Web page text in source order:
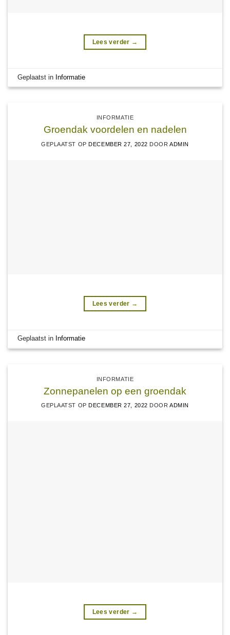
Lees verder →
Geplaatst in Informatie
INFORMATIE
Groendak voordelen en nadelen
GEPLAATST OPDECEMBER 27, 2022 DOORADMIN
Lees verder →
Geplaatst in Informatie
INFORMATIE
Zonnepanelen op een groendak
GEPLAATST OP DECEMBER 27, 2022 DOORADMIN
Lees verder →